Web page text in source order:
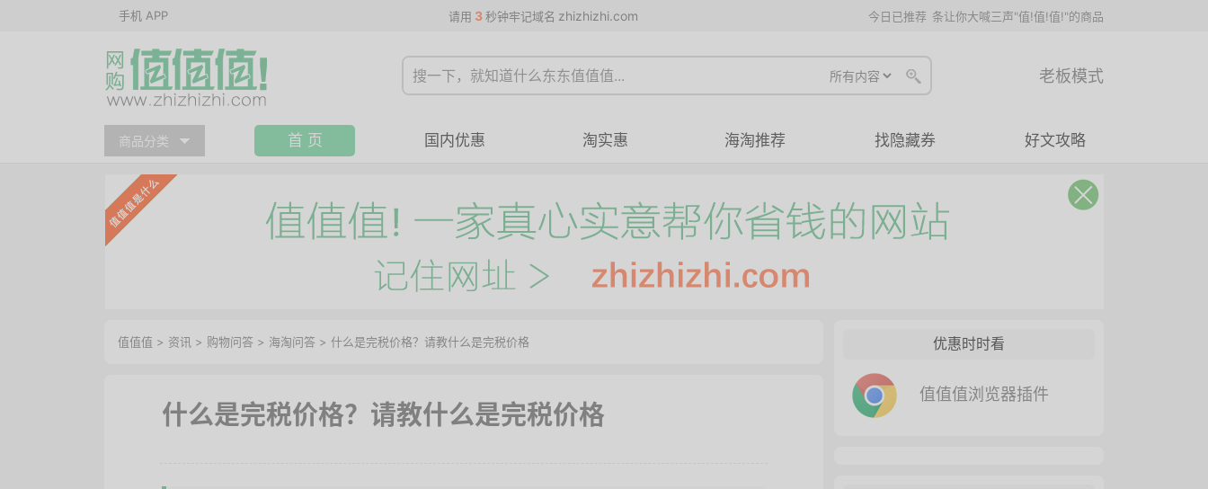
手机 APP 请用 3 秒钟牢记域名 zhizhizhi.com 今日已推荐 条让你大喊三声"值!值!值!"的商品
老板模式
商品分类 首 页 国内优惠 淘实惠 海淘推荐 找隐藏券 好文攻略
值值值 > 资讯 > 购物问答 > 海淘问答 > 什么是完税价格？请教什么是完税价格
什么是完税价格？请教什么是完税价格
优惠时时看
值值值浏览器插件